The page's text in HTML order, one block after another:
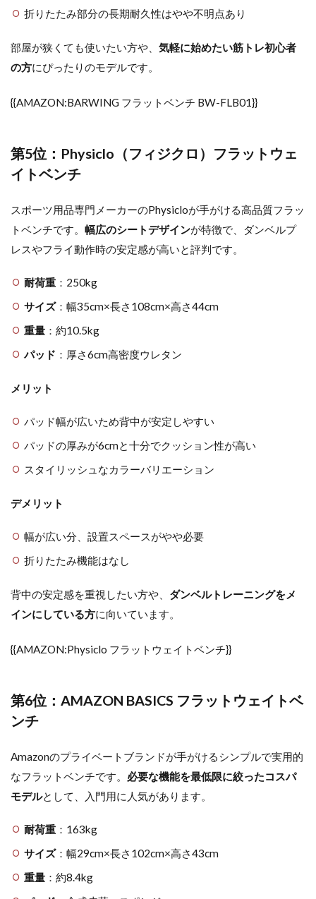
折りたたみ部分の長期耐久性はやや不明点あり
部屋が狭くても使いたい方や、 気軽に始めたい筋トレ初心者
の方にぴったりのモデルです。
{{AMAZON:BARWING フラットベンチ BW-FLB01}}
第5位：Physiclo（フィジクロ）フラットウェ
イトベンチ
スポーツ用品専門メーカーのPhysicloが手がける高品質フラッ
トベンチです。 幅広のシートデザインが特徴で、ダンベルプ
レスやフライ動作時の安定感が高いと評判です。
耐荷重：250kg
サイズ：幅35cm×長さ108cm×高さ44cm
重量：約10.5kg
パッド ：厚さ6cm高密度ウレタン
メリット
パッド幅が広いため背中が安定しやすい
パッドの厚みが6cmと十分でクッション性が高い
スタイリッシュなカラーバリエーション
デメリット
幅が広い分、設置スペースがやや必要
折りたたみ機能はなし
背中の安定感を重視したい方や、 ダンベルトレーニングをメ
インにしている方に向いています。
{{AMAZON:Physiclo フラットウェイトベンチ}}
第6位：AMAZON BASICS フラットウェイトベ
ンチ
Amazonのプライベートブランドが手がけるシンプルで実用的
なフラットベンチです。 必要な機能を最低限に絞ったコスパ
モデルとして、入門用に人気があります。
耐荷重：163kg
サイズ：幅29cm×長さ102cm×高さ43cm
重量：約8.4kg